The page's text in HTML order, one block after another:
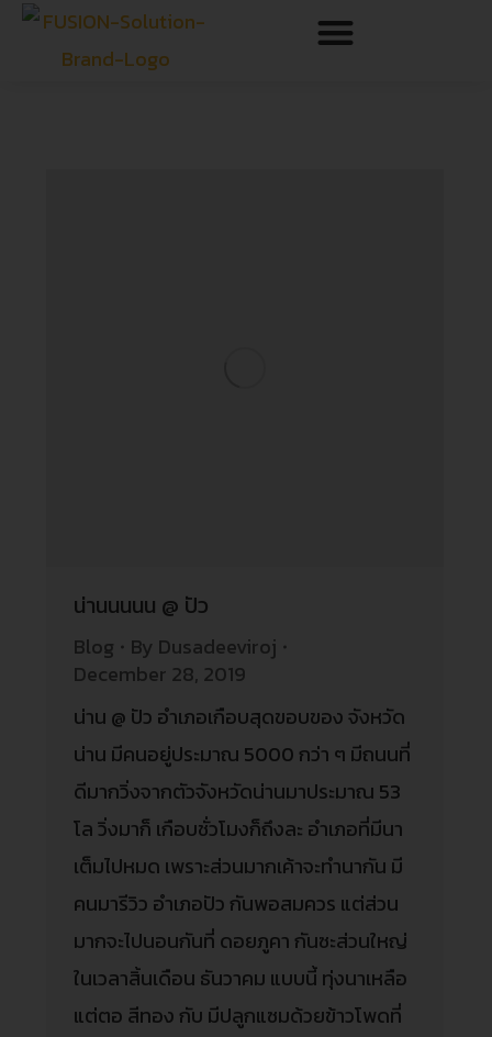
น่านนนนน @ ปัว
Blog By Dusadeeviroj
December 28, 2019
น่าน @ ปัว อำเภอเกือบสุดขอบของ จังหวัด
น่าน มีคนอยู่ประมาณ 5000 กว่า ๆ มีถนนที่
ดีมากวิ่งจากตัวจังหวัดน่านมาประมาณ 53
โล วิ่งมาก็ เกือบชั่วโมงก็ถึงละ อำเภอที่มีนา
เต็มไปหมด เพราะส่วนมากเค้าจะทำนากัน มี
คนมารีวิว อำเภอปัว กันพอสมควร แต่ส่วน
มากจะไปนอนกันที่ ดอยภูคา กันซะส่วนใหญ่
ในเวลาสิ้นเดือน ธันวาคม แบบนี้ ทุ่งนาเหลือ
แต่ตอ สีทอง กับ มีปลูกแซมด้วยข้าวโพดที่